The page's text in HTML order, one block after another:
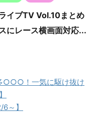
イブTV Vol.10まとめ
にレース横画面対応...
○○○！一気に駆け抜け
～】